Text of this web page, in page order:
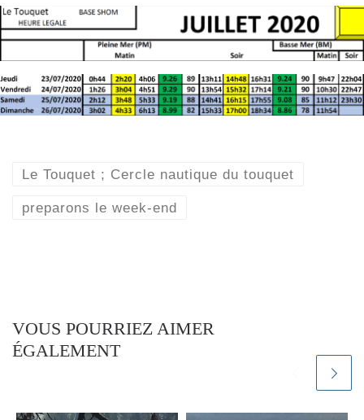
Le Touquet ; Cercle nautique du touquet
preparons le week-end
VOUS POURRIEZ AIMER
ÉGALEMENT